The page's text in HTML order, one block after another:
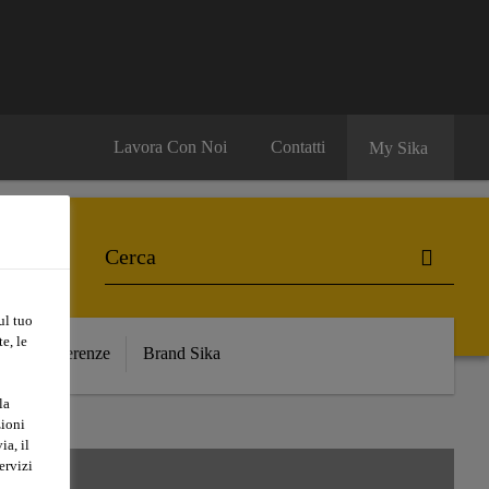
Lavora Con Noi Contatti My Sika
Referenze Brand Sika
tuo
le
il